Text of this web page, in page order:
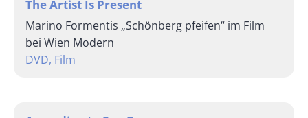
The Artist Is Present
Marino Formentis „Schönberg pfeifen“ im Film
bei Wien Modern
DVD, Film